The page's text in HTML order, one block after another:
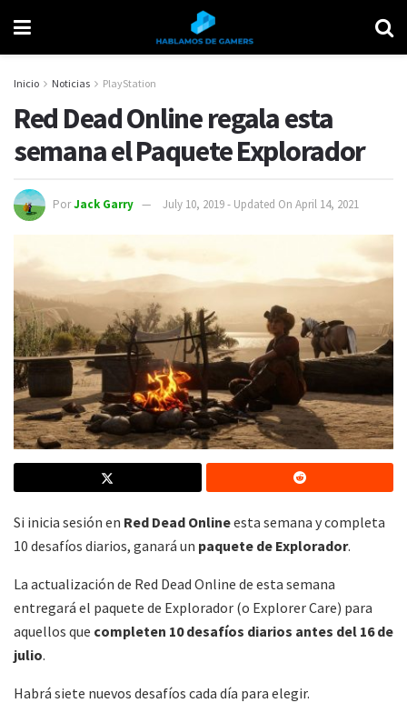
Inicio Noticias PlayStation
Red Dead Online regala esta
semana el Paquete Explorador
PorJack Garry July 10, 2019 - Updated On April 14, 2021
Si inicia sesión en Red Dead Onlineesta semana y completa
10 desafíos diarios, ganará un paquete de Explorador.
La actualización de Red Dead Online de esta semana
entregará el paquete de Explorador (o Explorer Care) para
aquellos que completen 10 desafíos diarios antes del 16 de
julio.
Habrá siete nuevos desafíos cada día para elegir.